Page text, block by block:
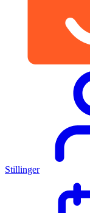
Stillinger